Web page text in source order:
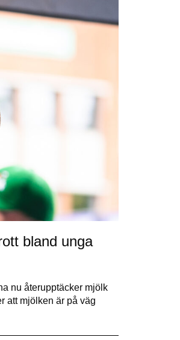
bland unga
nu återupptäcker mjölk
att mjölken är på väg